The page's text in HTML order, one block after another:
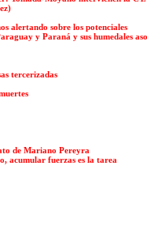
alertando sobre los potenciales
y Paraná y sus humedales
tercerizadas
de Mariano Pereyra
acumular fuerzas es la tarea